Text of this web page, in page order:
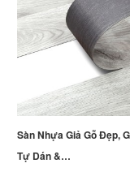
Sàn Nhựa Giả Gỗ Đẹp,
Tự Dán &…